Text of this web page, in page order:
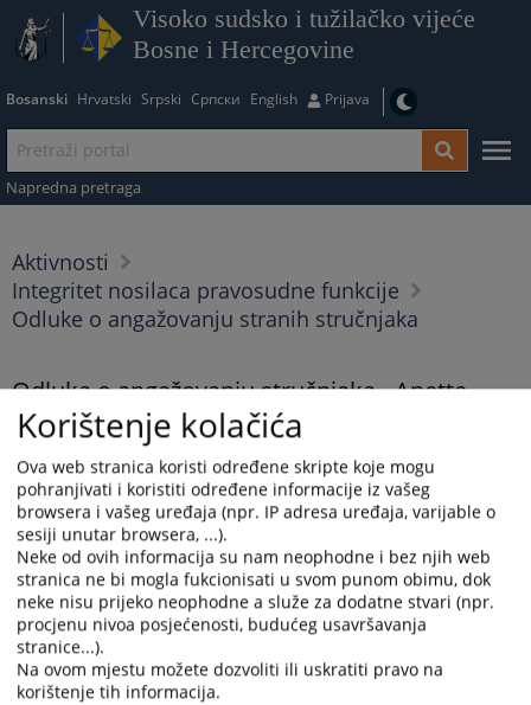
Visoko sudsko i tužilačko vijeće
Bosne i Hercegovine
Bosanski Hrvatski Srpski Српски English Prijava
Napredna pretraga
Aktivnosti
Integritet nosilaca pravosudne funkcije
Odluke o angažovanju stranih stručnjaka
Odluka o angažovanju stručnjaka - Anette
Milk
16.09.2024.
Odluka o angažovanju stručnjaka - Anette Milk
Prikazana vijest je na: Bosanski jezik
391PREGLEDA
Korištenje kolačića
Ova web stranica koristi određene skripte koje mogu
pohranjivati i koristiti određene informacije iz vašeg
browsera i vašeg uređaja (npr. IP adresa uređaja, varijable o
sesiji unutar browsera, ...).
Neke od ovih informacija su nam neophodne i bez njih web
stranica ne bi mogla fukcionisati u svom punom obimu, dok
neke nisu prijeko neophodne a služe za dodatne stvari (npr.
procjenu nivoa posjećenosti, budućeg usavršavanja
stranice...).
Na ovom mjestu možete dozvoliti ili uskratiti pravo na
korištenje tih informacija.